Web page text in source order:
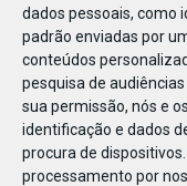
dados pessoais, como
padrão enviadas por
conteúdos
pesquisa de
sua permissão, nós e
identificação e dados
procura de
processamento por